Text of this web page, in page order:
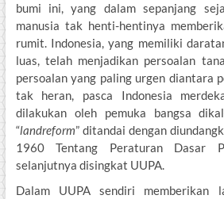
bumi ini, yang dalam sepanjang
manusia tak henti-hentinya
rumit. Indonesia, yang memiliki
luas, telah menjadikan persoalan
persoalan yang paling urgen diantara
tak heran, pasca Indonesia
dilakukan oleh pemuka bangsa
“landreform” ditandai dengan
1960 Tentang Peraturan Dasar
selanjutnya disingkat UUPA.
Dalam UUPA sendiri memberikan